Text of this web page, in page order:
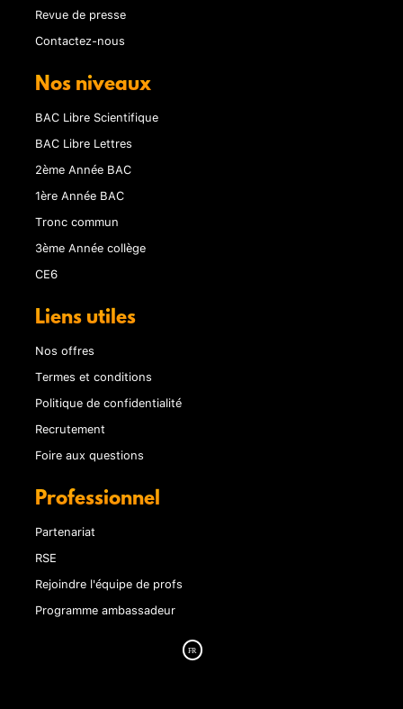
Revue de presse
Contactez-nous
Nos niveaux
BAC Libre Scientifique
BAC Libre Lettres
2ème Année BAC
1ère Année BAC
Tronc commun
3ème Année collège
CE6
Liens utiles
Nos offres
Termes et conditions
Politique de confidentialité
Recrutement
Foire aux questions
Professionnel
Partenariat
RSE
Rejoindre l'équipe de profs
Programme ambassadeur